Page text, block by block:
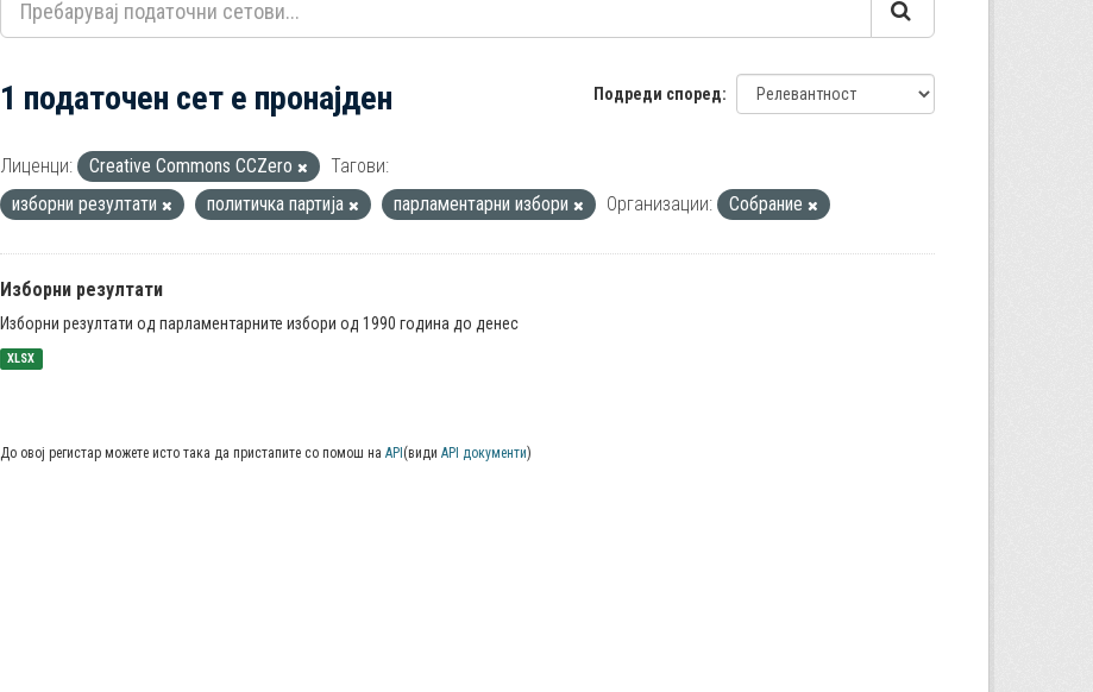
Подреди според
1 податочен сет е пронајден
Лиценци: Creative Commons CCZero
Тагови:
изборни резултати
политичка партија парламентарни избори Организации: Собрание
Изборни резултати
Изборни резултати од парламентарните избори од 1990 година до денес
XLSX
До овој регистар можете исто така да пристапите со помош на API (види API документи)